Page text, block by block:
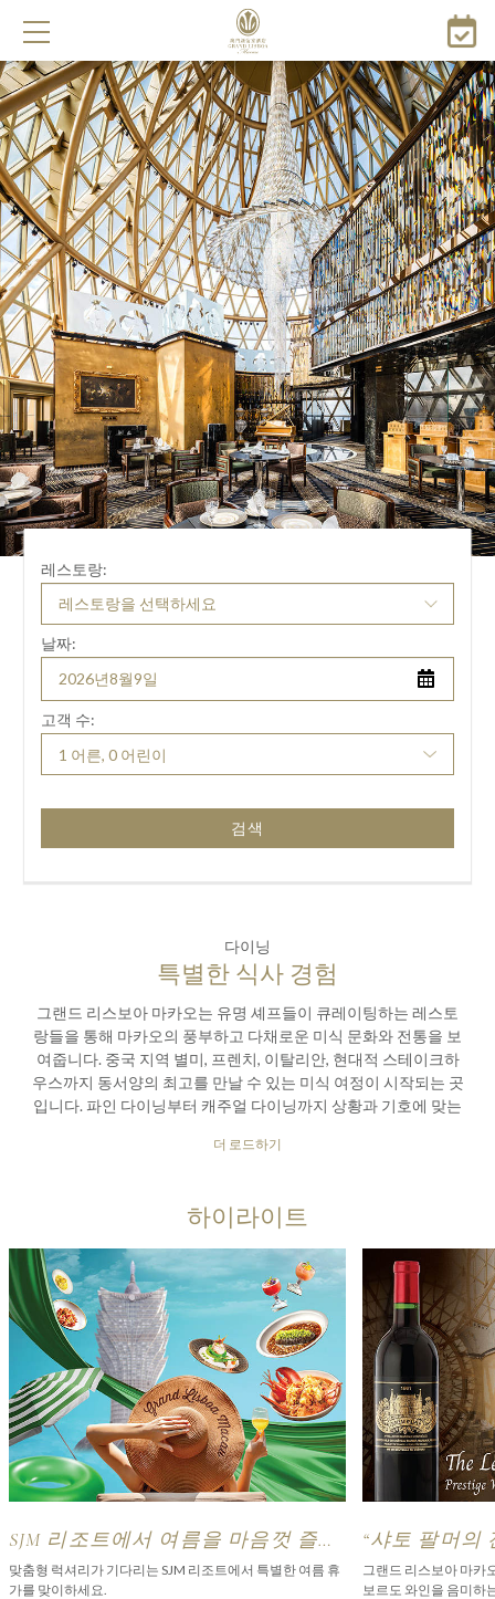
콘
텐
츠
로
건
너
뛰
기
레스토랑:
날짜:
고객 수:
1 어른, 0 어린이
검색
다이닝
특별한 식사 경험
그랜드 리스보아 마카오는 유명 셰프들이 큐레이팅하는 레스토
랑들을 통해 마카오의 풍부하고 다채로운 미식 문화와 전통을 보
여줍니다. 중국 지역 별미, 프렌치, 이탈리안, 현대적 스테이크하
우스까지 동서양의 최고를 만날 수 있는 미식 여정이 시작되는 곳
입니다. 파인 다이닝부터 캐주얼 다이닝까지 상황과 기호에 맞는
세요.
더 로드하기
하이라이트
SJM 리조트에서 여름을 마음껏 즐겨
보세요
맞춤형 럭셔리가 기다리는 SJM 리조트에서 특별한 여름 휴
가를 맞이하세요.
“샤토 팔머의
익스피리언스
그랜드 리스보아 마카
보르도 와인을 음미하